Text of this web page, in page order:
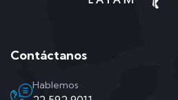
Contáctanos
Hablemos